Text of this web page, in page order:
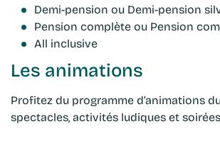
Demi-pension ou Demi-
Pension complète ou Pension
All inclusive
Les animations
Profitez du programme d’animations du groupe H·TOP :
spectacles, activités ludiques et